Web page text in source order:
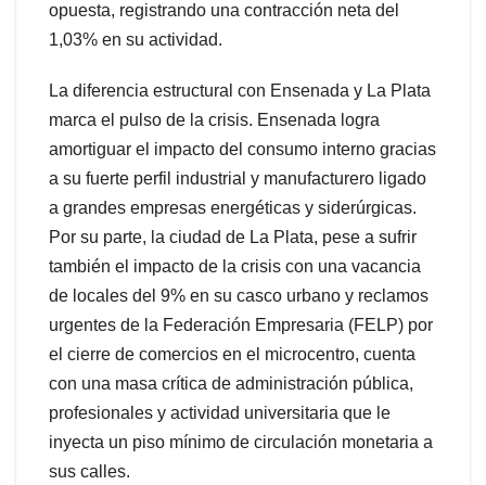
opuesta, registrando una contracción neta del
1,03% en su actividad.
La diferencia estructural con Ensenada y La Plata
marca el pulso de la crisis. Ensenada logra
amortiguar el impacto del consumo interno gracias
a su fuerte perfil industrial y manufacturero ligado
a grandes empresas energéticas y siderúrgicas.
Por su parte, la ciudad de La Plata, pese a sufrir
también el impacto de la crisis con una vacancia
de locales del 9% en su casco urbano y reclamos
urgentes de la Federación Empresaria (FELP) por
el cierre de comercios en el microcentro, cuenta
con una masa crítica de administración pública,
profesionales y actividad universitaria que le
inyecta un piso mínimo de circulación monetaria a
sus calles.